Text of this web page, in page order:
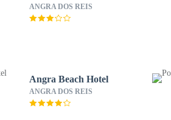
ANGRA DOS REIS
Angra Beach Hotel
ANGRA DOS REIS